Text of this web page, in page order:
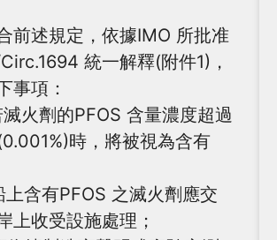
前述規定，依據IMO 所批准
統一解釋(附件1)，
事項：
劑的PFOS 含量濃度超過
時，將被視為含有
有PFOS 之滅火劑應交
上收受設施處理；